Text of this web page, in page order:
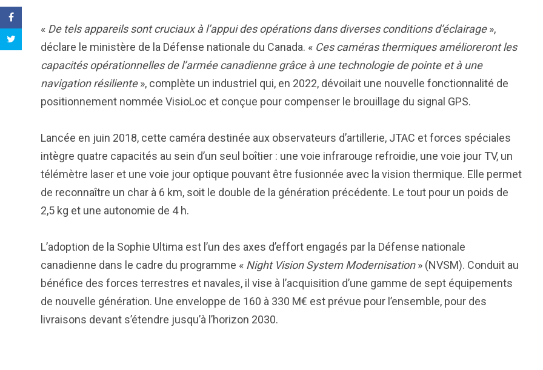
« De tels appareils sont cruciaux à l’appui des opérations dans diverses conditions d’éclairage»,
déclare le ministère de la Défense nationale du Canada. « Ces caméras thermiques amélioreront les
capacités opérationnelles de l’armée canadienne grâce à une technologie de pointe et à une
navigation résiliente», complète un industriel qui, en 2022, dévoilait une nouvelle fonctionnalité de
positionnement nommée VisioLoc et conçue pour compenser le brouillage du signal GPS.
Lancée en juin 2018, cette caméra destinée aux observateurs d’artillerie, JTAC et forces spéciales
intègre quatre capacités au sein d’un seul boîtier : une voie infrarouge refroidie, une voie jour TV, un
télémètre laser et une voie jour optique pouvant être fusionnée avec la vision thermique. Elle permet
de reconnaître un char à 6 km, soit le double de la génération précédente. Le tout pour un poids de
2,5 kg et une autonomie de 4 h.
L’adoption de la Sophie Ultima est l’un des axes d’effort engagés par la Défense nationale
canadienne dans le cadre du programme « Night Vision System Modernisation» (NVSM). Conduit au
bénéfice des forces terrestres et navales, il vise à l’acquisition d’une gamme de sept équipements
de nouvelle génération. Une enveloppe de 160 à 330 M€ est prévue pour l’ensemble, pour des
livraisons devant s’étendre jusqu’à l’horizon 2030.